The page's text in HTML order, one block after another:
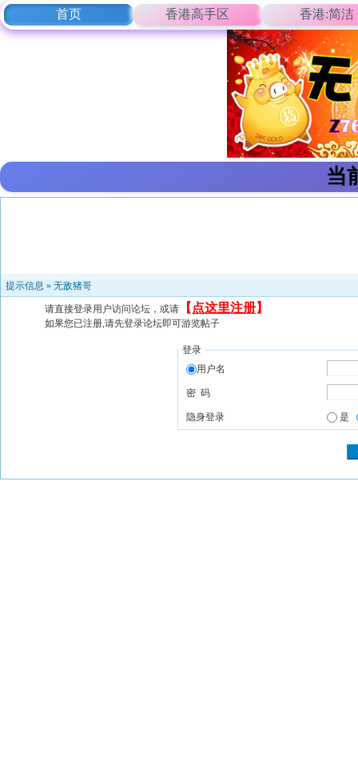
首页 香港高手区 香港:简洁
当
提示信息 » 无敌猪哥
请直接登录用户访问论坛，或请 【 点这里注册】
如果您已注册,请先登录论坛即可游览帖子
登录
用户名
密 码
隐身登录 是